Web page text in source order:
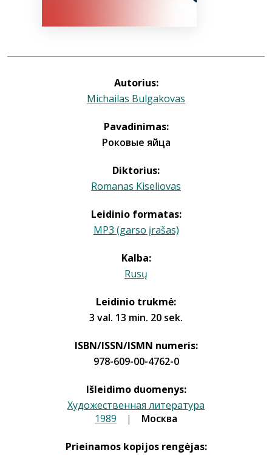
Autorius:
Michailas Bulgakovas
Pavadinimas:
Роковые яйца
Diktorius:
Romanas Kiseliovas
Leidinio formatas:
MP3 (garso įrašas)
Kalba:
Rusų
Leidinio trukmė:
3 val. 13 min. 20 sek.
ISBN/ISSN/ISMN numeris:
978-609-00-4762-0
Išleidimo duomenys:
Xудожественная литература
1989 | Москва
Prieinamos kopijos rengėjas: